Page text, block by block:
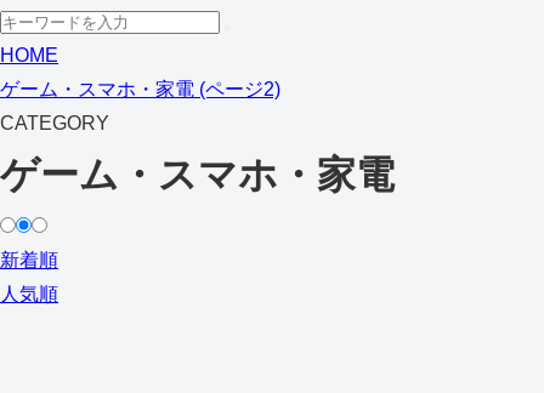
HOME
ゲーム・スマホ・家電 (ページ2)
CATEGORY
ゲーム・スマホ・家電
新着順
人気順